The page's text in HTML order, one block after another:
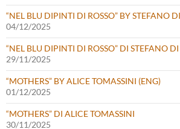
“NEL BLU DIPINTI DI ROSSO” BY STEFANO
04/12/2025
“NEL BLU DIPINTI DI ROSSO” DI STEFANO
29/11/2025
“MOTHERS” BY ALICE TOMASSINI (ENG)
01/12/2025
“MOTHERS” DI ALICE TOMASSINI
30/11/2025